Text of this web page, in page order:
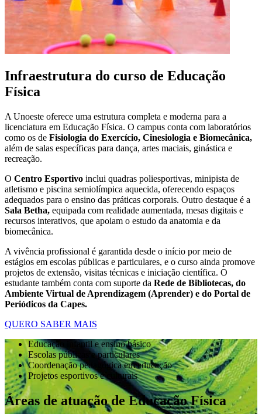
Infraestrutura do curso de Educação
Física
A Unoeste oferece uma estrutura completa e moderna para a
licenciatura em Educação Física. O campus conta com laboratórios
como os de Fisiologia do Exercício, Cinesiologia e Biomecânica,
além de salas específicas para dança, artes maciais, ginástica e
recreação.
O Centro Esportivo inclui quadras poliesportivas, minipista de
atletismo e piscina semiolímpica aquecida, oferecendo espaços
adequados para o ensino das práticas corporais. Outro destaque é a
Sala Betha, equipada com realidade aumentada, mesas digitais e
recursos interativos, que apoiam o estudo da anatomia e da
biomecânica.
A vivência profissional é garantida desde o início por meio de
estágios em escolas públicas e particulares, e o curso ainda promove
projetos de extensão, visitas técnicas e iniciação científica. O
estudante também conta com suporte da Rede de Bibliotecas, do
Ambiente Virtual de Aprendizagem (Aprender) e do Portal de
Periódicos da Capes.
QUERO SABER MAIS
Educação infantil e ensino básico
Escolas públicas e particulares
Coordenação pedagógica em educação
Projetos esportivos e culturais
Áreas de atuação de Educação Física